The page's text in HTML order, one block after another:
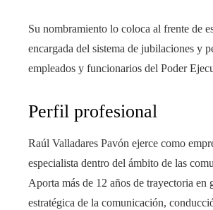
Su nombramiento lo coloca al frente de
encargada del sistema de jubilaciones y
empleados y funcionarios del Poder
Perfil profesional
Raúl Valladares Pavón ejerce como
especialista dentro del ámbito de las
Aporta más de 12 años de trayectoria en
estratégica de la comunicación,